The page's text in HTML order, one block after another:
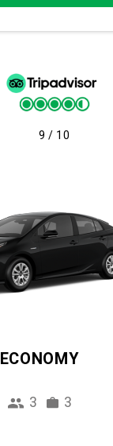
9 / 10
ECONOMY
3 3